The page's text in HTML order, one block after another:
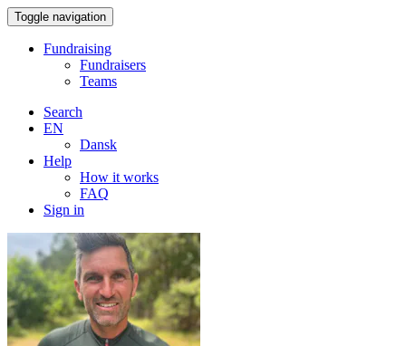
Toggle navigation
Fundraising
Fundraisers
Teams
Search
EN
Dansk
Help
How it works
FAQ
Sign in